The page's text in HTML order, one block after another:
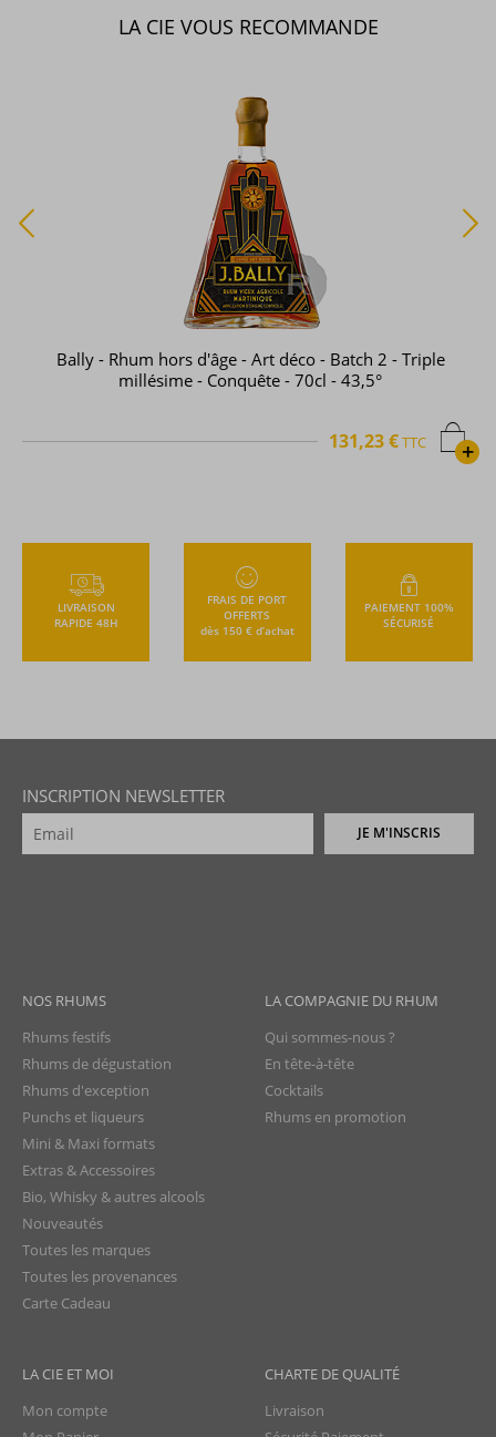
LA CIE VOUS RECOMMANDE
Bally - Rhum hors d'âge - Art déco - Batch 2 - Triple
millésime - Conquête - 70cl - 43,5°
+
131,23 €TTC
LIVRAISON
RAPIDE 48H
FRAIS DE PORT
OFFERTS
dès 150 € d’achat
PAIEMENT 100%
SÉCURISÉ
INSCRIPTION NEWSLETTER
JE M'INSCRIS
NOS RHUMS
Rhums festifs
Rhums de dégustation
Rhums d'exception
Punchs et liqueurs
Mini & Maxi formats
Extras & Accessoires
Bio, Whisky & autres alcools
Nouveautés
Toutes les marques
Toutes les provenances
Carte Cadeau
LA COMPAGNIE DU RHUM
Qui sommes-nous ?
En tête-à-tête
Cocktails
Rhums en promotion
LA CIE ET MOI
Mon compte
CHARTE DE QUALITÉ
Livraison